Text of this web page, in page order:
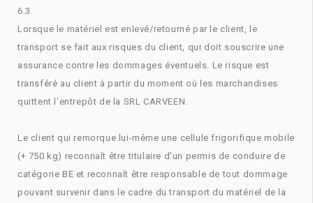
6.3.
Lorsque le matériel est enlevé/retourné par le client, le
transport se fait aux risques du client, qui doit souscrire une
assurance contre les dommages éventuels. Le risque est
transféré au client à partir du moment où les marchandises
quittent l'entrepôt de la SRL CARVEEN.
Le client qui remorque lui-même une cellule frigorifique mobile
(+ 750 kg) reconnaît être titulaire d'un permis de conduire de
catégorie BE et reconnaît être responsable de tout dommage
pouvant survenir dans le cadre du transport du matériel de la